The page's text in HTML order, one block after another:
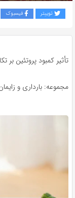
توییتر فیسبوک
تأثیر کمبود پروتئین بر
مجموعه: بارداری و